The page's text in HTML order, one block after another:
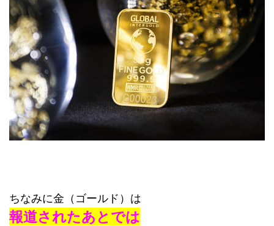
ちなみに金（ゴールド）は
報道されたあとでは